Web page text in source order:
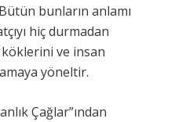
bunların anlamı
hiç durmadan
ve insan
yöneltir.
Çağlar”ından